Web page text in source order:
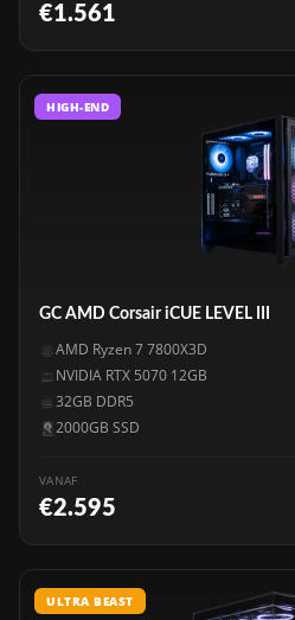
€1.561
HIGH-END
GC AMD Corsair iCUE LEVEL III
AMD Ryzen 7 7800X3D
NVIDIA RTX 5070 12GB
32GB DDR5
2000GB SSD
VANAF
€2.595
ULTRA BEAST